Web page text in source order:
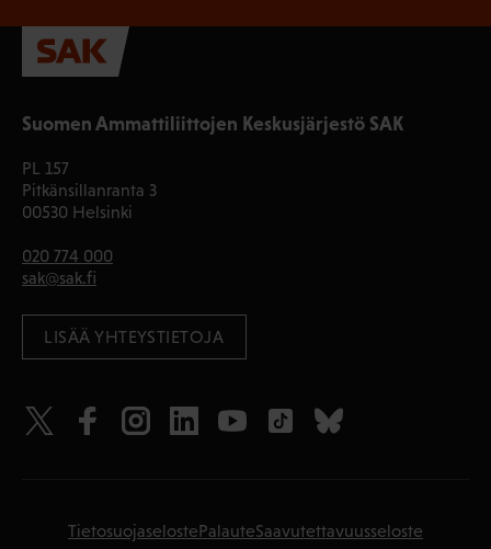
Suomen Ammattiliittojen Keskusjärjestö SAK
PL 157
Pitkänsillanranta 3
00530 Helsinki
020 774 000
sak@sak.fi
LISÄÄ YHTEYSTIETOJA
TietosuojaselostePalauteSaavutettavuusseloste